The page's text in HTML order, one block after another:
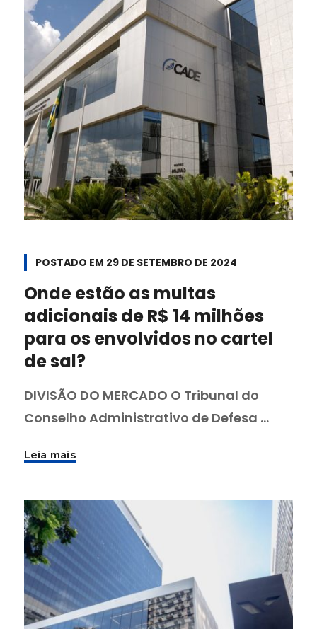
POSTADO EM 29 DE SETEMBRO DE 2024
Onde estão as multas
adicionais de R$ 14 milhões
para os envolvidos no cartel
de sal?
DIVISÃO DO MERCADO O Tribunal do
Conselho Administrativo de Defesa ...
Leia mais